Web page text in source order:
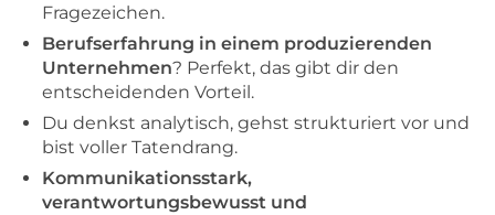
Fragezeichen.
Berufserfahrung in einem produzierenden
Unternehmen? Perfekt, das gibt dir den
entscheidenden Vorteil.
Du denkst analytisch, gehst strukturiert vor und
bist voller Tatendrang.
Kommunikationsstark,
verantwortungsbewusst und